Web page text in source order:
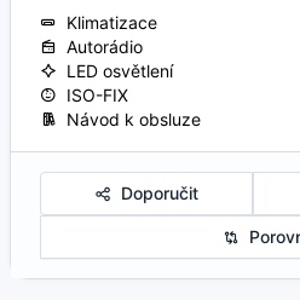
Klimatizace
Autorádio
LED osvětlení
ISO-FIX
Návod k obsluze
Doporučit